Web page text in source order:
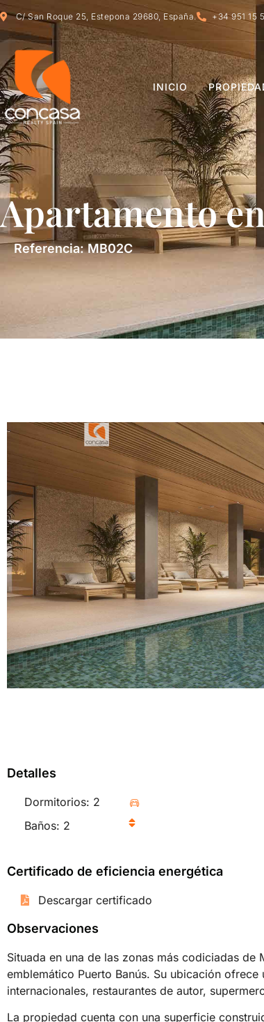
C/ San Roque 25, Estepona 29680, España. +34 951 15
INICIO
Apartamento
Referencia: MB02C
Detalles
Dormitorios: 2
Baños: 2
Certificado de eficiencia energética
Descargar certificado
Observaciones
Situada en una de las zonas más codiciadas
emblemático Puerto Banús. Su ubicación
internacionales, restaurantes de autor,
La propiedad cuenta con una superficie